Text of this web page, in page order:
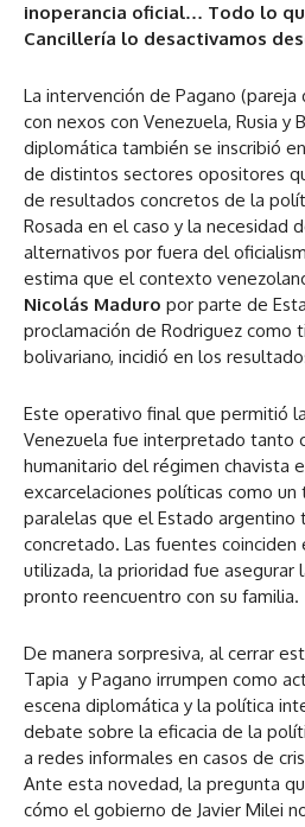
inoperancia oficial… Todo lo
Cancillería lo desactivamos
La intervención de Pagano (pareja
con nexos con Venezuela, Rusia y
diplomática también se inscribió
de distintos sectores opositores
de resultados concretos de la
Rosada en el caso y la necesidad
alternativos por fuera del
estima que el contexto
Nicolás Maduro por parte de
proclamación de Rodriguez como
bolivariano, incidió en los
Este operativo final que permitió
Venezuela fue interpretado tanto
humanitario del régimen chavista
excarcelaciones políticas como
paralelas que el Estado argentino
concretado. Las fuentes coinciden
utilizada, la prioridad fue asegurar
pronto reencuentro con su familia.
De manera sorpresiva, al cerrar
Tapia y Pagano irrumpen como
escena diplomática y la política
debate sobre la eficacia de la
a redes informales en casos de
Ante esta novedad, la pregunta
cómo el gobierno de Javier Milei